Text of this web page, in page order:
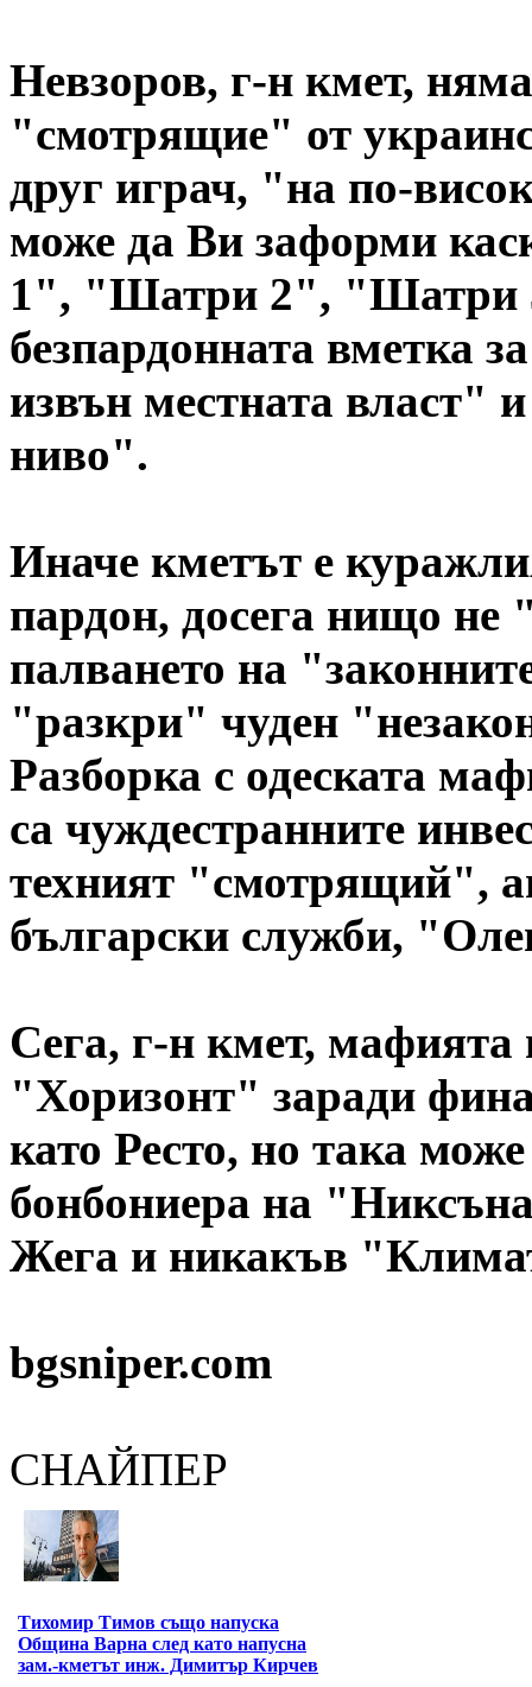
Невзоров, г-н кмет,
"смотрящие" от
друг играч, "на по-
може да Ви заформи
1", "Шатри 2", "Шатри
безпардонната вметка
извън местната власт"
ниво".
Иначе кметът е
пардон, досега нищо не
палването на
"разкри" чуден
Разборка с одеската
са чуждестранните
техният "смотрящий",
български служби,
Сега, г-н кмет, мафията
"Хоризонт" заради
като Ресто, но така
бонбониера на
Жега и никакъв
bgsniper.com
СНАЙПЕР
Тихомир Тимов също напуска
Община Варна след като напусна
зам.-кметът инж. Димитър Кирчев